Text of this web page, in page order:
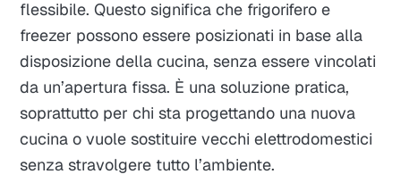
flessibile. Questo significa che frigorifero e
freezer possono essere posizionati in base alla
disposizione della cucina, senza essere vincolati
da un’apertura fissa. È una soluzione pratica,
soprattutto per chi sta progettando una nuova
cucina o vuole sostituire vecchi elettrodomestici
senza stravolgere tutto l’ambiente.